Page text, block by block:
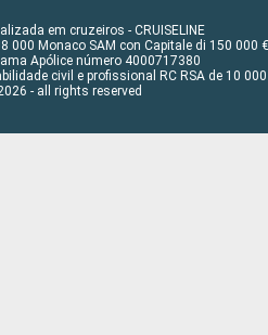
em cruzeiros - CRUISELINE
000 Monaco SAM con Capitale di 150 000 €
Apólice número 4000717380
civil e profissional RC RSA de 10 000
- all rights reserved